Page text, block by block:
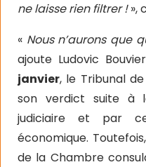
ne laisse rien filtrer !»,
« Nous n’aurons que
ajoute Ludovic
janvier, le Tribunal
son verdict suite à
judiciaire et par
économique.
de la Chambre